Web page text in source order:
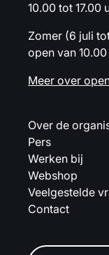
10.00 tot 17.00
Zomer (6 juli
open van 10.00
Meer over
Over de
Pers
Werken bij
Webshop
Veelgestelde
Contact